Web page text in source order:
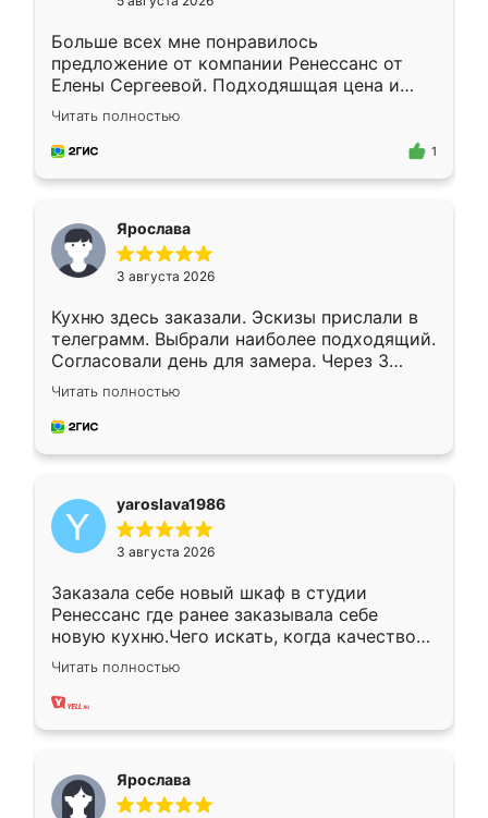
Больше всех мне понравилось
предложение от компании Ренессанс от
Елены Сергеевой. Подходяшщая цена и
короткие сроки изготовления. Приехавший
для замера сотрудник Владислав
предложил по моему эскизу самый
Читать полностью
1
Ярослава
3 августа 2026
Кухню здесь заказали. Эскизы прислали в
телеграмм. Выбрали наиболее подходящий.
Согласовали день для замера. Через 3
недели кухня была уже готова. Остались
довольны работой. Спасибо Ренессанс
мебель за качественную работу!
Читать полностью
yaroslava1986
3 августа 2026
Заказала себе новый шкаф в студии
Ренессанс где ранее заказывала себе
новую кухню.Чего искать, когда качеством
вполне довольна. Служит кухня уже почти
два года, нареканий нет.
Читать полностью
Ярослава